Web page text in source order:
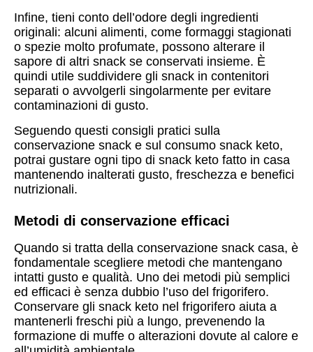
Infine, tieni conto dell’odore degli ingredienti
originali: alcuni alimenti, come formaggi stagionati
o spezie molto profumate, possono alterare il
sapore di altri snack se conservati insieme. È
quindi utile suddividere gli snack in contenitori
separati o avvolgerli singolarmente per evitare
contaminazioni di gusto.
Seguendo questi consigli pratici sulla
conservazione snack e sul consumo snack keto,
potrai gustare ogni tipo di snack keto fatto in casa
mantenendo inalterati gusto, freschezza e benefici
nutrizionali.
Metodi di conservazione efficaci
Quando si tratta della conservazione snack casa, è
fondamentale scegliere metodi che mantengano
intatti gusto e qualità. Uno dei metodi più semplici
ed efficaci è senza dubbio l’uso del frigorifero.
Conservare gli snack keto nel frigorifero aiuta a
mantenerli freschi più a lungo, prevenendo la
formazione di muffe o alterazioni dovute al calore e